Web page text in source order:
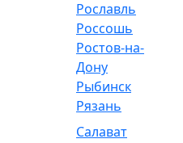
Рославль
Россошь
Ростов-на-
Дону
Рыбинск
Рязань
Салават